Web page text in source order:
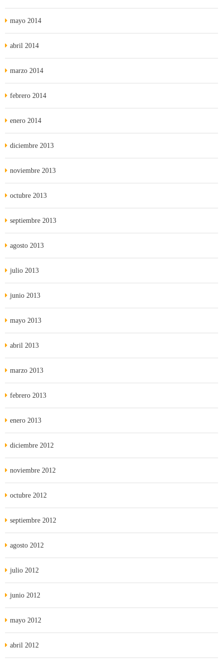
mayo 2014
abril 2014
marzo 2014
febrero 2014
enero 2014
diciembre 2013
noviembre 2013
octubre 2013
septiembre 2013
agosto 2013
julio 2013
junio 2013
mayo 2013
abril 2013
marzo 2013
febrero 2013
enero 2013
diciembre 2012
noviembre 2012
octubre 2012
septiembre 2012
agosto 2012
julio 2012
junio 2012
mayo 2012
abril 2012